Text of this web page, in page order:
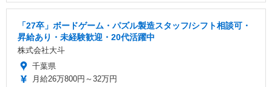
「27卒」ボードゲーム・パズル製造スタッフ/シフト相談可・
昇給あり・未経験歓迎・20代活躍中
株式会社大斗
千葉県
月給26万800円～32万円